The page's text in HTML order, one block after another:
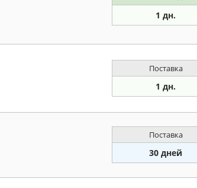
1 дн.
Поставка
1 дн.
Поставка
30 дней